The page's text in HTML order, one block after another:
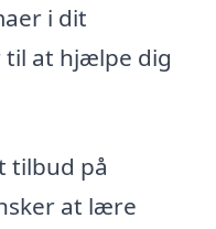
i dit
til at hjælpe dig
tilbud på
at lære